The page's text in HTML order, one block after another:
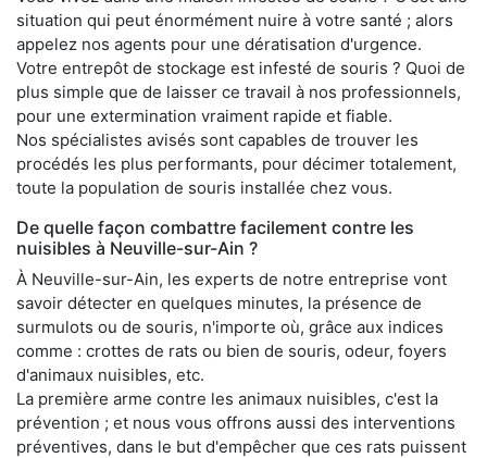
situation qui peut énormément nuire à votre santé ; alors
appelez nos agents pour une dératisation d'urgence.
Votre entrepôt de stockage est infesté de souris ? Quoi de
plus simple que de laisser ce travail à nos professionnels,
pour une extermination vraiment rapide et fiable.
Nos spécialistes avisés sont capables de trouver les
procédés les plus performants, pour décimer totalement,
toute la population de souris installée chez vous.
De quelle façon combattre facilement contre les
nuisibles à Neuville-sur-Ain ?
À Neuville-sur-Ain, les experts de notre entreprise vont
savoir détecter en quelques minutes, la présence de
surmulots ou de souris, n'importe où, grâce aux indices
comme : crottes de rats ou bien de souris, odeur, foyers
d'animaux nuisibles, etc.
La première arme contre les animaux nuisibles, c'est la
prévention ; et nous vous offrons aussi des interventions
préventives, dans le but d'empêcher que ces rats puissent